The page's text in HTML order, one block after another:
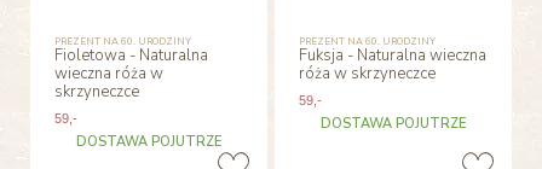
PREZENT NA 60. URODZINY
Fioletowa - Naturalna
wieczna róża w
skrzyneczce
59,-
DOSTAWA POJUTRZE
PREZENT NA 60. URODZINY
Fuksja - Naturalna wieczna
róża w skrzyneczce
59 ,-
DOSTAWA POJUTRZE